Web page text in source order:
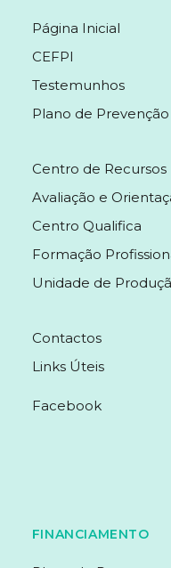
Página Inicial
CEFPI
Testemunhos
Plano de
Centro de Recursos
Avaliação e
Centro Qualifica
Formação
Unidade de
Contactos
Links Úteis
Facebook
FINANCIAMENTO